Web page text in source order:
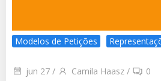
Modelos de Petições
jun 27 / Camila Haasz / 0